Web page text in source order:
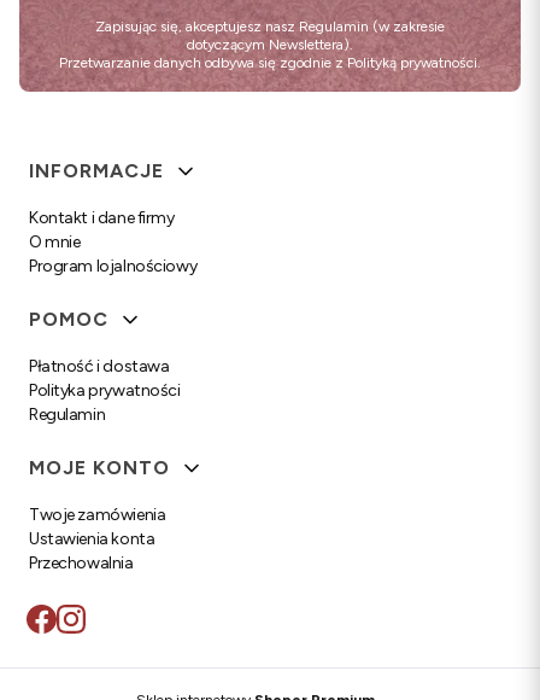
Zapisując się, akceptujesz nasz Regulamin (w zakresie
dotyczącym Newslettera).
Przetwarzanie danych odbywa się zgodnie z Polityką prywatności.
Linki w stopce
INFORMACJE
Kontakt i dane firmy
O mnie
Program lojalnościowy
POMOC
Płatność i dostawa
Polityka prywatności
Regulamin
MOJE KONTO
Twoje zamówienia
Ustawienia konta
Przechowalnia